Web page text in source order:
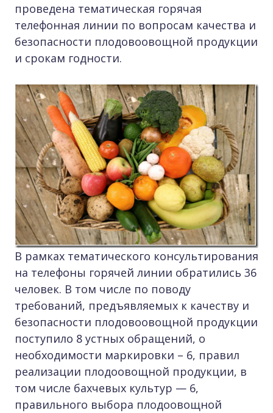
проведена тематическая горячая
телефонная линии по вопросам качества и
безопасности плодовоовощной продукции
и срокам годности.
В рамках тематического консультирования
на телефоны горячей линии обратились 36
человек. В том числе по поводу
требований, предъявляемых к качеству и
безопасности плодовоовощной продукции
поступило 8 устных обращений, о
необходимости маркировки – 6, правил
реализации плодоовощной продукции, в
том числе бахчевых культур — 6,
правильного выбора плодоовощной